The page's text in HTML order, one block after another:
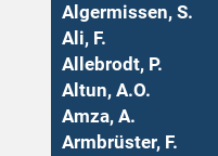
Algermissen, S.
Ali, F.
Allebrodt, P.
Altun, A.O.
Amza, A.
Armbrüster, F.